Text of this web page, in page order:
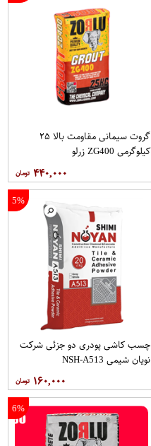
گروت سیمانی مقاومت بالا ۲۵
کیلوگرمی ZG400 زرلو
۴۴۰,۰۰۰
5%
چسب کاشی پودری دو جزئی شرکت
نویان شیمی NSH-A513
۱۶۰,۰۰۰
6%